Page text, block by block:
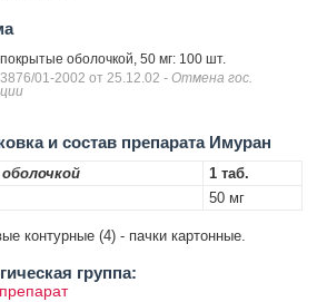
оболочкой, 50 мг: 100 шт.
01-2002 от 25.12.02 - Отмена гос.
и состав препарата Имуран
1 таб.
50 мг
контурные (4) - пачки картонные.
группа: